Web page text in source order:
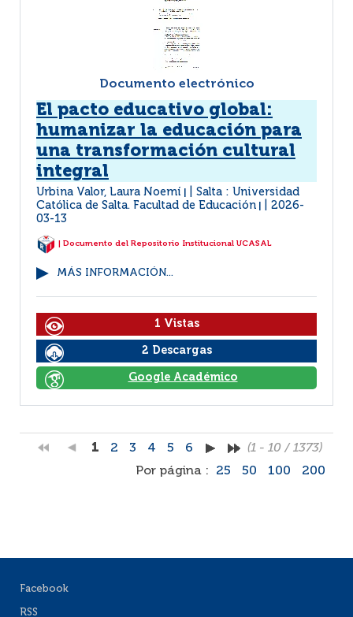
Documento electrónico
El pacto educativo global:
humanizar la educación para
una transformación cultural
integral
Urbina Valor, Laura Noemí
Salta : Universidad
Católica de Salta. Facultad de Educación
2026-
03-13
| Documento del Repositorio Institucional UCASAL
MÁS INFORMACIÓN...
1 Vistas
2 Descargas
Google Académico
1 2 3 4 5 6
(1 - 10 / 1373)
Por página :
25 50 100 200
Facebook
RSS